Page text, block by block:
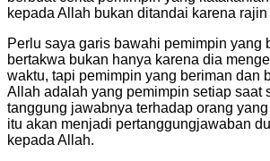
kepada Allah bukan ditandai karena rajin
Perlu saya garis bawahi pemimpin yang
bertakwa bukan hanya karena dia
waktu, tapi pemimpin yang beriman dan
Allah adalah yang pemimpin setiap saat
tanggung jawabnya terhadap orang
itu akan menjadi pertanggungjawaban
kepada Allah.